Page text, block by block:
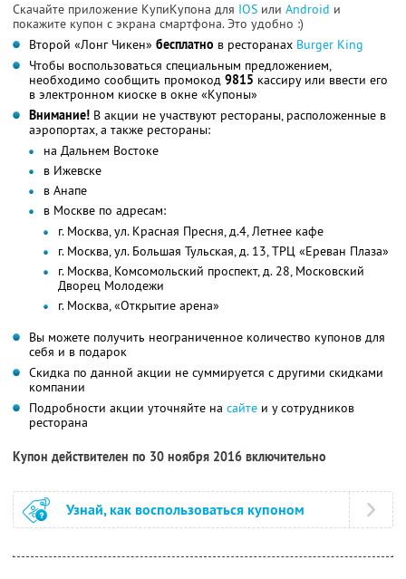
Скачайте приложение КупиКупона для IOS или Android и
покажите купон с экрана смартфона. Это удобно :)
Второй «Лонг Чикен» бесплатно в ресторанах Burger King
Чтобы воспользоваться специальным предложением,
необходимо сообщить промокод 9815 кассиру или ввести его
в электронном киоске в окне «Купоны»
Внимание! В акции не участвуют рестораны, расположенные в
аэропортах, а также рестораны:
на Дальнем Востоке
в Ижевске
в Анапе
в Москве по адресам:
г. Москва, ул. Красная Пресня, д.4, Летнее кафе
г. Москва, ул. Большая Тульская, д. 13, ТРЦ «Ереван Плаза»
г. Москва, Комсомольский проспект, д. 28, Московский
Дворец Молодежи
г. Москва, «Открытие арена»
Вы можете получить неограниченное количество купонов для
себя и в подарок
Скидка по данной акции не суммируется с другими скидками
компании
Подробности акции уточняйте на сайте и у сотрудников
ресторана
Купон действителен по 30 ноября 2016 включительно
Узнай, как воспользоваться купоном